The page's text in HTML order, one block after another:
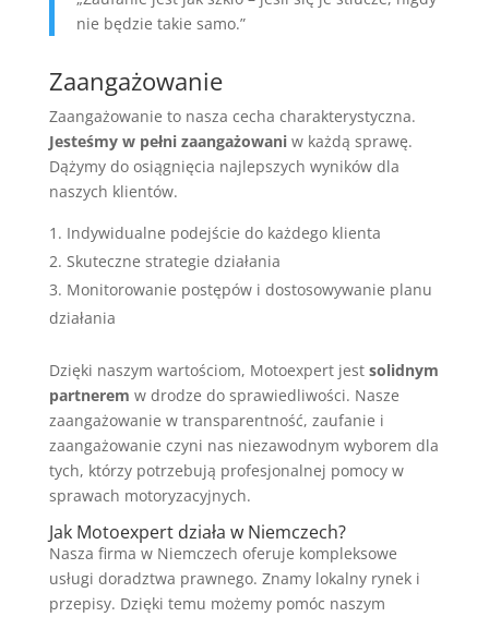
nie będzie takie samo.”
Zaangażowanie
Zaangażowanie to nasza cecha charakterystyczna.
Jesteśmy w pełni zaangażowaniw każdą sprawę.
Dążymy do osiągnięcia najlepszych wyników dla
naszych klientów.
Indywidualne podejście do każdego klienta
Skuteczne strategie działania
Monitorowanie postępów i dostosowywanie planu
działania
Dzięki naszym wartościom, Motoexpert jest solidnym
partnerem w drodze do sprawiedliwości. Nasze
zaangażowanie w transparentność, zaufanie i
zaangażowanie czyni nas niezawodnym wyborem dla
tych, którzy potrzebują profesjonalnej pomocy w
sprawach motoryzacyjnych.
Jak Motoexpert działa w Niemczech?
Nasza firma w Niemczech oferuje kompleksowe
usługi doradztwa prawnego. Znamy lokalny rynek i
przepisy. Dzięki temu możemy pomóc naszym